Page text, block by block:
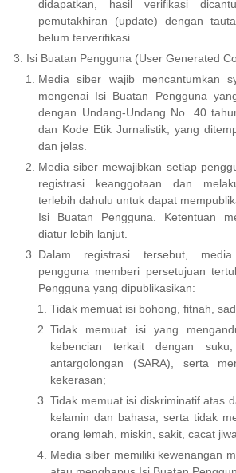
didapatkan, hasil verifikasi
pemutakhiran (update) dengan
belum terverifikasi.
Isi Buatan Pengguna (User Generated
Media siber wajib mencantumkan
mengenai Isi Buatan Pengguna
dengan Undang-Undang No. 40
dan Kode Etik Jurnalistik, yang
dan jelas.
Media siber mewajibkan setiap
registrasi keanggotaan dan
terlebih dahulu untuk dapat
Isi Buatan Pengguna. Ketentuan
diatur lebih lanjut.
Dalam registrasi tersebut,
pengguna memberi persetujuan
Pengguna yang dipublikasikan:
Tidak memuat isi bohong, fitnah,
Tidak memuat isi yang
kebencian terkait dengan
antargolongan (SARA), serta
kekerasan;
Tidak memuat isi diskriminatif atas
kelamin dan bahasa, serta tidak
orang lemah, miskin, sakit, cacat
Media siber memiliki kewenangan